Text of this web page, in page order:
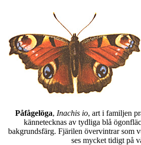
Påfågelöga, Inachis io, art i familjen
kännetecknas av tydliga blå
bakgrundsfärg. Fjärilen övervintrar som
ses mycket tidigt på